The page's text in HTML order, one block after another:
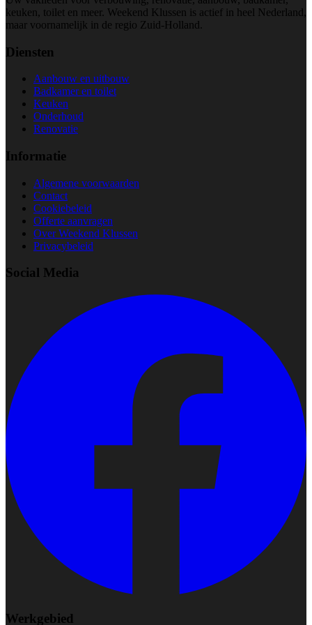
keuken, toilet en meer. Weekend Klussen is actief in heel Nederland,
maar voornamelijk in de regio Zuid-Holland.
Diensten
Aanbouw en uitbouw
Badkamer en toilet
Keuken
Onderhoud
Renovatie
Informatie
Algemene voorwaarden
Contact
Cookiebeleid
Offerte aanvragen
Over Weekend Klussen
Privacybeleid
Social Media
Werkgebied